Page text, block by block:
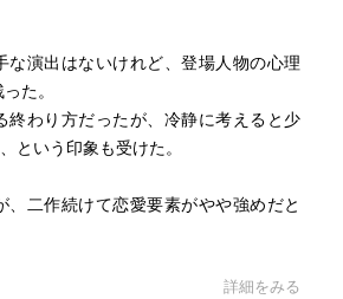
たのではないかと推測される。
の核心にあるのが「未緒の才能と、
の思惑」であることを突き止める。未
持つがゆえに、周囲の人々の人生を大
在だった。風間は未緒を守ろうとし、
て自分の未来が閉ざされることを恐れ
緒を巡る感情の連鎖が引き起こした悲
な演出はないけれど、登場人物の心理
た。
終わり方だったが、冷静に考えると少
という印象も受けた。
、二作続けて恋愛要素がやや強めだと
詳細をみる